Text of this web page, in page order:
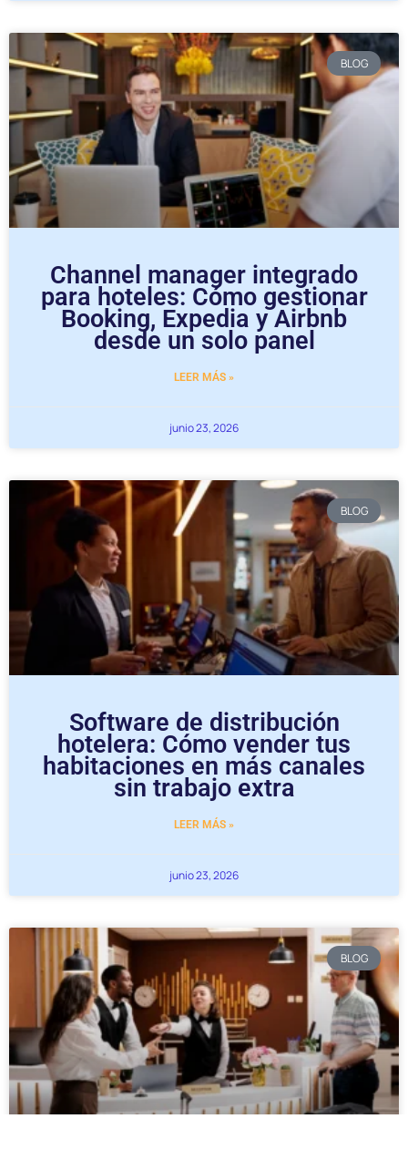
BLOG
Channel manager integrado
para hoteles: Cómo gestionar
Booking, Expedia y Airbnb
desde un solo panel
LEER MÁS »
junio 23, 2026
BLOG
Software de distribución
hotelera: Cómo vender tus
habitaciones en más canales
sin trabajo extra
LEER MÁS »
junio 23, 2026
BLOG